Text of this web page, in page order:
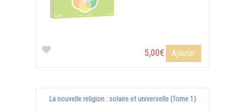
5,00€ Ajouter
La nouvelle religion : solaire et universelle (Tome 1)